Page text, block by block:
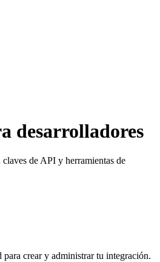
desarrolladores
de API y herramientas de
para crear y administrar tu integración.